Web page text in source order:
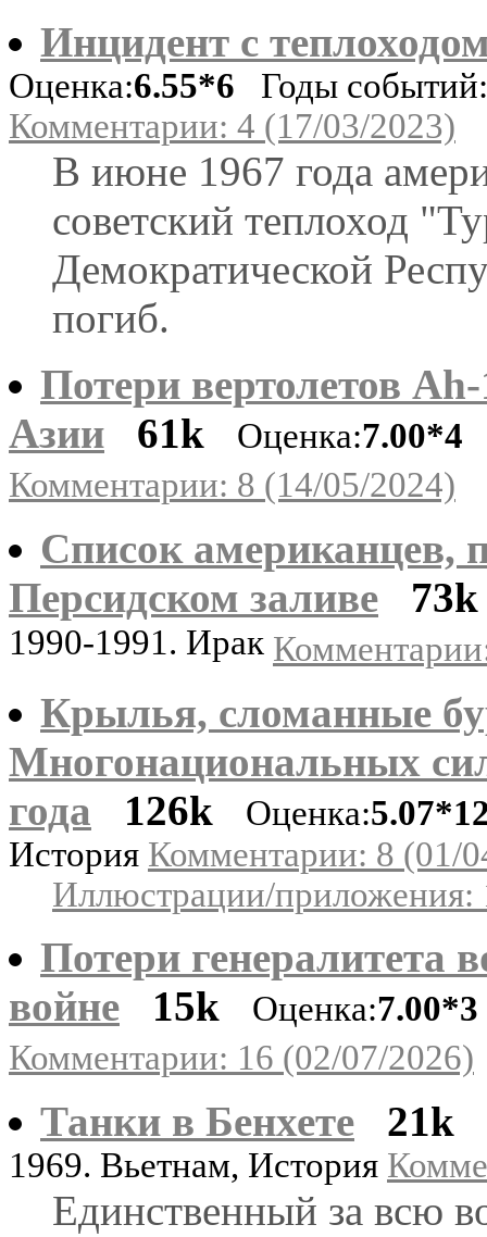
Инцидент с
Оценка:6.55*6 Годы
Комментарии: 4 (17/03/2023)
В июне 1967 года
советский теплоход
Демократической
погиб.
Потери вертолетов
Азии
61k Оценка:7.00*4
Комментарии: 8 (14/05/2024)
Список американцев,
Персидском заливе
73k
1990-1991. Ирак
Крылья, сломанные
Многонациональных
года
126k Оценка:
История Комментарии: 8 (01/
Иллюстрации/приложения:
Потери генералитета
войне
15k Оценка:7.00*3
Комментарии: 16 (02/07/2026)
Танки в Бенхете 21k
1969. Вьетнам, История
Единственный за всю